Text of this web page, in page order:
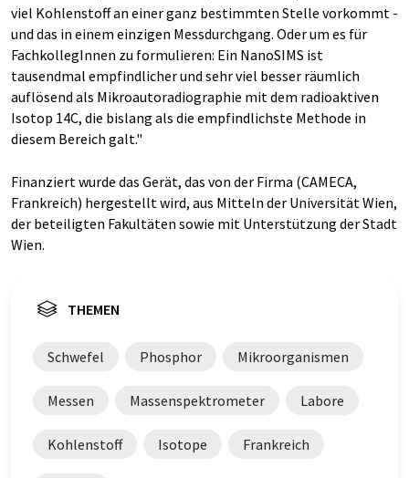
viel Kohlenstoff an einer ganz bestimmten Stelle vorkommt -
und das in einem einzigen Messdurchgang. Oder um es für
FachkollegInnen zu formulieren: Ein NanoSIMS ist
tausendmal empfindlicher und sehr viel besser räumlich
auflösend als Mikroautoradiographie mit dem radioaktiven
Isotop 14C, die bislang als die empfindlichste Methode in
diesem Bereich galt."
Finanziert wurde das Gerät, das von der Firma (CAMECA,
Frankreich) hergestellt wird, aus Mitteln der Universität Wien,
der beteiligten Fakultäten sowie mit Unterstützung der Stadt
Wien.
THEMEN
Schwefel Phosphor Mikroorganismen
Messen Massenspektrometer Labore
Kohlenstoff Isotope Frankreich